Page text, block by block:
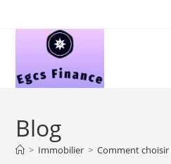
Blog
> Immobilier > Comment choisir